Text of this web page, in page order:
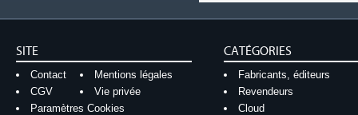
SITE
Contact
Mentions légales
CGV
Vie privée
Paramètres Cookies
CATÉGORIES
Fabricants, éditeurs
Revendeurs
Cloud